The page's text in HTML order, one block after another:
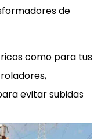
de
como para tus
evitar subidas